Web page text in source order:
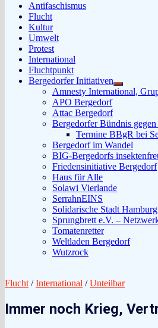
Antifaschismus
Flucht
Kultur
Umwelt
Protest
International
Fluchtpunkt
Bergedorfer Initiativen
Untermenü
anzeigen
Amnesty International,
APO Bergedorf
Attac Bergedorf
Bergedorfer Bündnis gegen
Termine BBgR bei
Bergedorf im Wandel
BIG-Bergedorfs
Friedensinitiative Bergedorf
Haus für Alle
Solawi Vierlande
SerrahnEINS
Solidarische Stadt Hamburg
Sprungbrett e.V. –
Tomatenretter
Weltladen Bergedorf
Wutzrock
Flucht /International /Unteilbar
Immer noch Krieg,